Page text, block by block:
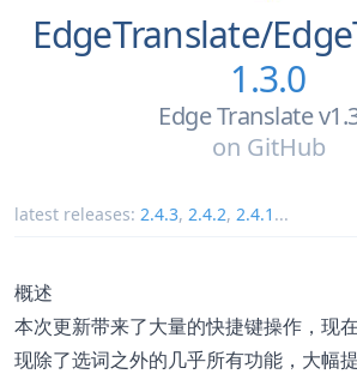
EdgeTranslate/
1.3.0
Edge Translate
on GitHub
latest releases: 2.4.3, 2.4.2, 2.4.1 ...
概述
本次更新带来了大量的快捷键操作，现
现除了选词之外的几乎所有功能，大幅